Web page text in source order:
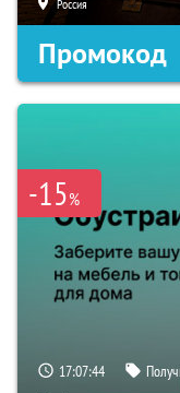
Россия
Промокод
-15%
17:07:43